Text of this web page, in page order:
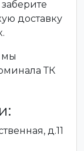
доставку
мы
ТК
д.11